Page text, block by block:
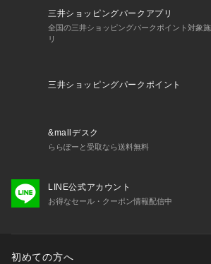
三井ショッピングパークアプリ
全国の三井ショッピングパークポイント対象
リ
三井ショッピングパークポイント
&mallデスク
ららぽーと受取なら送料無料
LINE公式アカウント
お得なセール・クーポン情報配信中
初めての方へ